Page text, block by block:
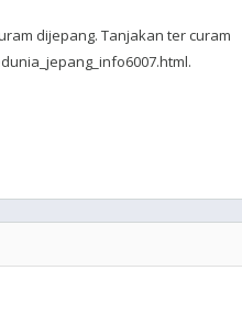
dijepang. Tanjakan ter curam